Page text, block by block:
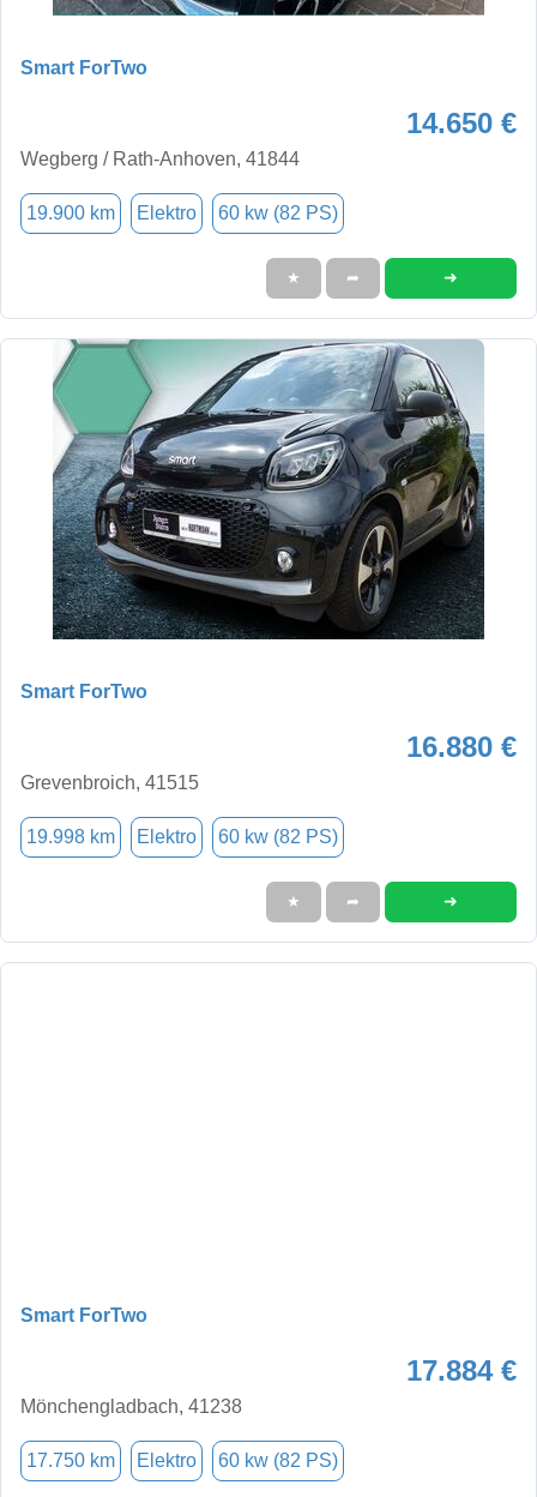
Smart ForTwo
14.650 €
Wegberg / Rath-Anhoven, 41844
19.900 km Elektro 60 kw (82 PS)
★ ➦ ➜
Smart ForTwo
16.880 €
Grevenbroich, 41515
19.998 km Elektro 60 kw (82 PS)
★ ➦ ➜
Smart ForTwo
17.884 €
Mönchengladbach, 41238
17.750 km Elektro 60 kw (82 PS)